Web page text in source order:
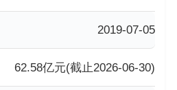
2019-07-05
62.58亿元(截止2026-06-30)